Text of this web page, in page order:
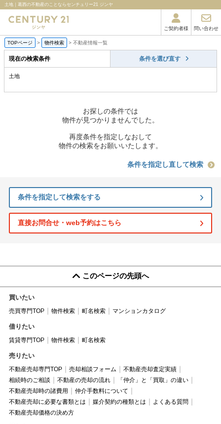
土地｜葛西の不動産のことならセンチュリー21 ジンヤ
ご契約者様 問い合わせ
TOPページ > 物件検索 > 不動産情報一覧
現在の検索条件 条件を選び直す
土地
お探しの条件では
物件が見つかりませんでした。
再度条件を指定しなおして
物件の検索をお願いいたします。
条件を指定し直して検索
条件を指定して検索をする
直接お問合せ・web予約はこちら
このページの先頭へ
買いたい
売買専門TOP 物件検索 町名検索 マンションカタログ
借りたい
賃貸専門TOP 物件検索 町名検索
売りたい
不動産売却専門TOP 売却相談フォーム
不動産売却査定実績
相続時のご相談
不動産の売却の流れ
「仲介」と「買取」の違い
不動産売却時の諸費用
仲介手数料について
不動産売却に必要な書類とは
媒介契約の種類とは
よくある質問
不動産売却価格の決め方